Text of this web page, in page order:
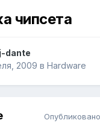
чипсета
j-dante
2009 в Hardware
Опубликовано